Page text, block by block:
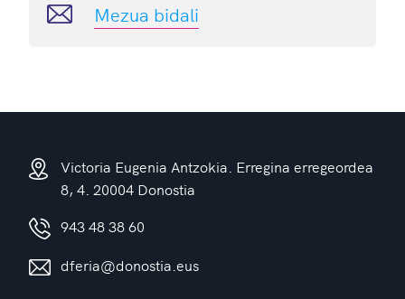
Mezua bidali
Victoria Eugenia Antzokia. Erregina erregeordea
8, 4. 20004 Donostia
943 48 38 60
dferia@donostia.eus